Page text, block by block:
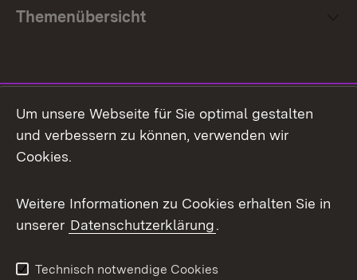
Themenübersicht
Facebook
X / Twitter
Youtube
Um unsere Webseite für Sie optimal gestalten
und verbessern zu können, verwenden wir
Cookies.
Weitere Informationen zu Cookies erhalten Sie in
unserer Datenschutzerklärung.
Technisch notwendige Cookies